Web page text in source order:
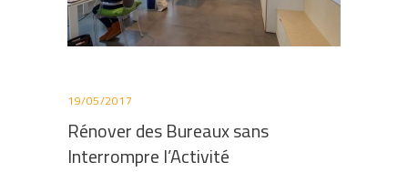
19/05/2017
Rénover des Bureaux sans
Interrompre l’Activité